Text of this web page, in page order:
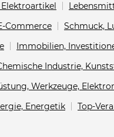
Commerce Schmuck,
Immobilien,
Industrie,
Werkzeuge,
Energetik Top-